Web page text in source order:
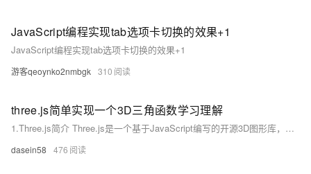
JavaScript编程实现tab选项卡切换的效果+1
JavaScript编程实现tab选项卡切换的效果+1
游客qeoynko2nmbgk 310
three.js简单实现一个3D三角函数学习理解
1.Three.js简介 Three.js是一个基于JavaScript编写的开源3D图形库，利用WebGL技术在网页上渲染3D图形。它提供了许多高级功能，如几何体、纹理、光照、阴影等，以便开发者能够快速地创建复杂且逼真的3D场景。同时，Three.js还具有很好的跨平台和跨浏览器兼容性，让用户无需安装任何插件就可以在现代浏览器上观看3D内容。
dasein58 476